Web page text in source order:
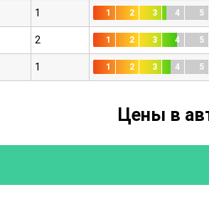
1 1 2 3 4 5
2 1 2 3 4 5
1 1 2 3 4 5
Цены в